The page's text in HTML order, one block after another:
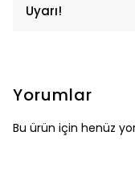
Uyarı!
Yorumlar
Bu ürün için henüz